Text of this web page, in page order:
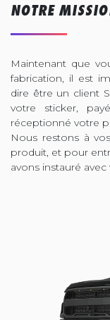
NOTRE
Maintenant que
fabrication, il est
dire être un client
votre sticker,
réceptionné votre
Nous restons à
produit, et pour
avons instauré